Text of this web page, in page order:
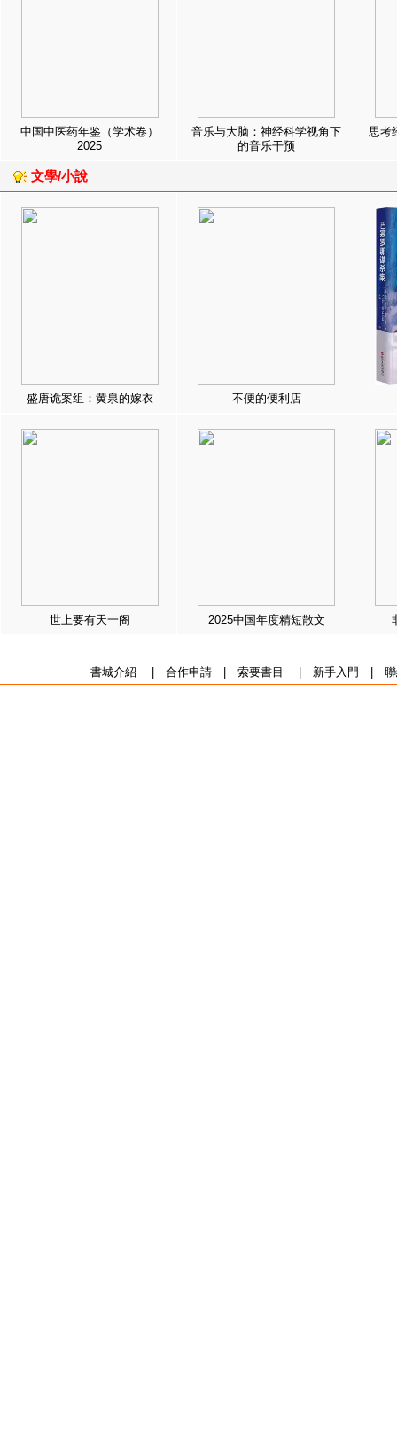
中国中医药年鉴（学术卷）
2025
音乐与大脑：神经科学视角下
的音乐干预
思考
文學/小說
盛唐诡案组：黄泉的嫁衣 不便的便利店
世上要有天一阁 2025中国年度精短散文
書城介紹 合作申請| 索要書目 新手入門